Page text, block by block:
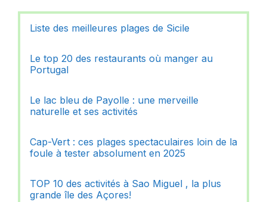
Liste des meilleures plages de Sicile
Le top 20 des restaurants où manger au
Portugal
Le lac bleu de Payolle : une merveille
naturelle et ses activités
Cap-Vert : ces plages spectaculaires loin de la
foule à tester absolument en 2025
TOP 10 des activités à Sao Miguel , la plus
grande île des Açores!